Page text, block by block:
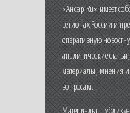
«Ансар.Ru» имеет
регионах России и
оперативную
аналитические
материалы, мнения
вопросам.
Материалы,